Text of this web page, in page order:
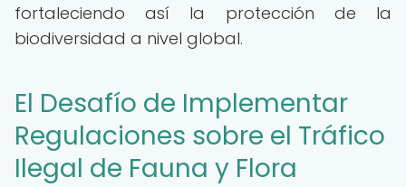
fortaleciendo así la protección de la
biodiversidad a nivel global.
El Desafío de Implementar
Regulaciones sobre el Tráfico
Ilegal de Fauna y Flora